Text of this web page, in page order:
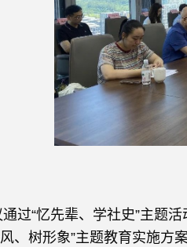
过“忆先辈、学社史”主题
、树形象”主题教育实施方